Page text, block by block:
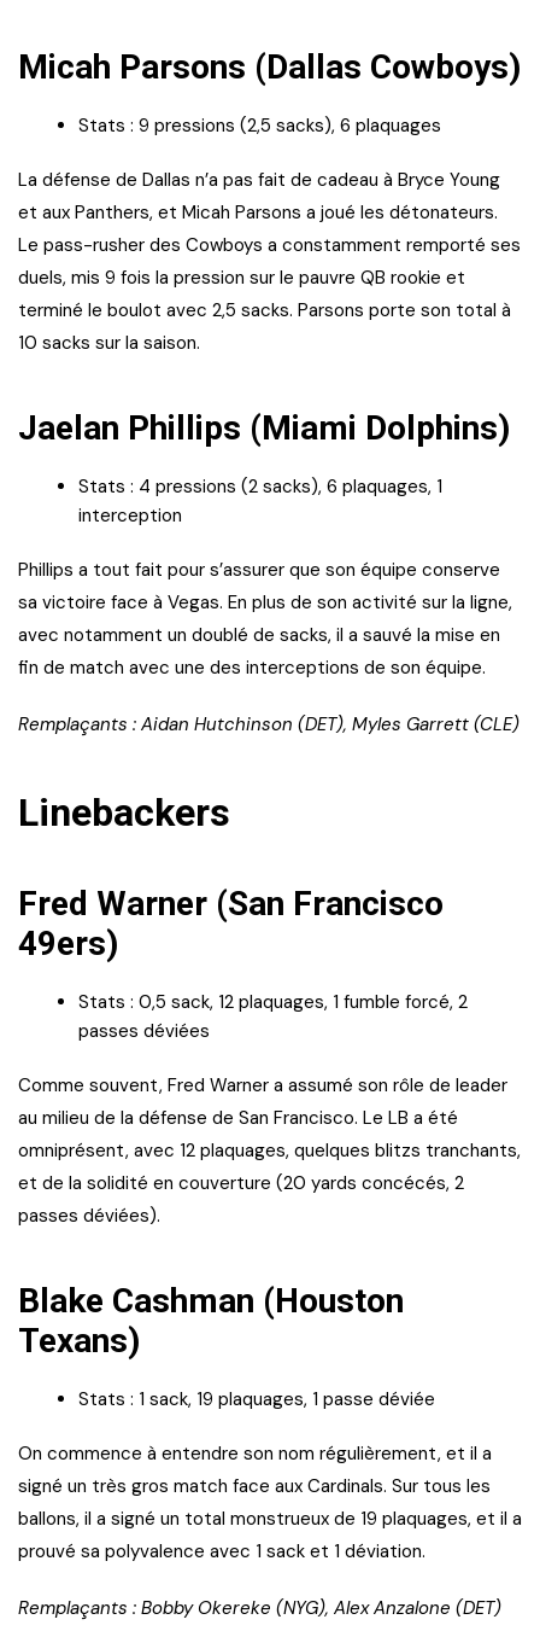
Micah Parsons (Dallas Cowboys)
Stats : 9 pressions (2,5 sacks), 6 plaquages
La défense de Dallas n’a pas fait de cadeau à Bryce Young
et aux Panthers, et Micah Parsons a joué les détonateurs.
Le pass-rusher des Cowboys a constamment remporté ses
duels, mis 9 fois la pression sur le pauvre QB rookie et
terminé le boulot avec 2,5 sacks. Parsons porte son total à
10 sacks sur la saison.
Jaelan Phillips (Miami Dolphins)
Stats : 4 pressions (2 sacks), 6 plaquages, 1
interception
Phillips a tout fait pour s’assurer que son équipe conserve
sa victoire face à Vegas. En plus de son activité sur la ligne,
avec notamment un doublé de sacks, il a sauvé la mise en
fin de match avec une des interceptions de son équipe.
Remplaçants : Aidan Hutchinson (DET), Myles Garrett (CLE)
Linebackers
Fred Warner (San Francisco
49ers)
Stats : 0,5 sack, 12 plaquages, 1 fumble forcé, 2
passes déviées
Comme souvent, Fred Warner a assumé son rôle de leader
au milieu de la défense de San Francisco. Le LB a été
omniprésent, avec 12 plaquages, quelques blitzs tranchants,
et de la solidité en couverture (20 yards concécés, 2
passes déviées).
Blake Cashman (Houston
Texans)
Stats : 1 sack, 19 plaquages, 1 passe déviée
On commence à entendre son nom régulièrement, et il a
signé un très gros match face aux Cardinals. Sur tous les
ballons, il a signé un total monstrueux de 19 plaquages, et il a
prouvé sa polyvalence avec 1 sack et 1 déviation.
Remplaçants : Bobby Okereke (NYG), Alex Anzalone (DET)